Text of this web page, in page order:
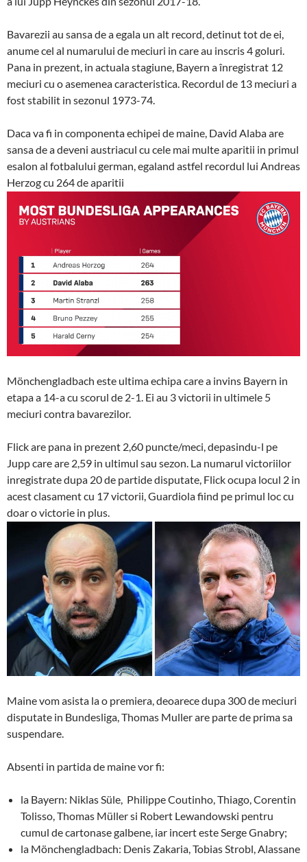
Bavarezii au sansa de a egala un alt record, detinut tot de ei,
anume cel al numarului de meciuri in care au inscris 4 goluri.
Pana in prezent, in actuala stagiune, Bayern a înregistrat 12
meciuri cu o asemenea caracteristica. Recordul de 13 meciuri a
fost stabilit in sezonul 1973-74.
Daca va fi in componenta echipei de maine, David Alaba are
sansa de a deveni austriacul cu cele mai multe aparitii in primul
esalon al fotbalului german, egaland astfel recordul lui Andreas
Herzog cu 264 de aparitii
Mönchengladbach este ultima echipa care a invins Bayern in
etapa a 14-a cu scorul de 2-1. Ei au 3 victorii in ultimele 5
meciuri contra bavarezilor.
Flick are pana in prezent 2,60 puncte/meci, depasindu-l pe
Jupp care are 2,59 in ultimul sau sezon. La numarul victoriilor
inregistrate dupa 20 de partide disputate, Flick ocupa locul 2 in
acest clasament cu 17 victorii, Guardiola fiind pe primul loc cu
doar o victorie in plus.
Maine vom asista la o premiera, deoarece dupa 300 de meciuri
disputate in Bundesliga, Thomas Muller are parte de prima sa
suspendare.
Absenti in partida de maine vor fi:
la Bayern: Niklas Süle, Philippe Coutinho,Thiago,Corentin
Tolisso,Thomas Müller si Robert Lewandowski pentru
cumul de cartonase galbene, iar incert esteSerge Gnabry;
la Mönchengladbach: Denis Zakaria,Tobias Strobl, Alassane